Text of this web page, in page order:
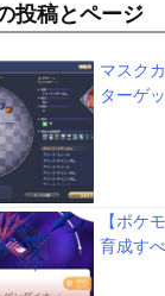
投稿とページ
マスク
ターゲ
【ポケ
育成す